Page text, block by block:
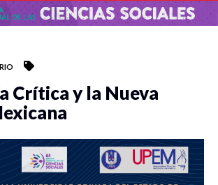
Crítica y la Nueva